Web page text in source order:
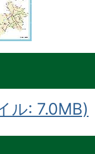
ル: 7.0MB)